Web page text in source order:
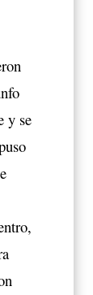
y se